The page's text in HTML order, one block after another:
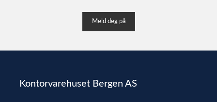
Meld deg på
Kontorvarehuset Bergen AS